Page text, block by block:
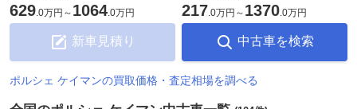
629.0万円 ～ 1064.0万円
新車見積り
217.0万円 ～ 1370.0万円
中古車を検索
ポルシェ ケイマンの買取価格・査定相場を調べる